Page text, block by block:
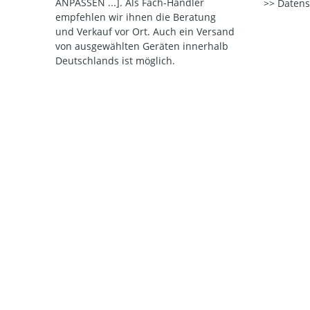
empfehlen wir ihnen die Beratung
und Verkauf vor Ort. Auch ein Versand
von ausgewählten Geräten innerhalb
Deutschlands ist möglich.